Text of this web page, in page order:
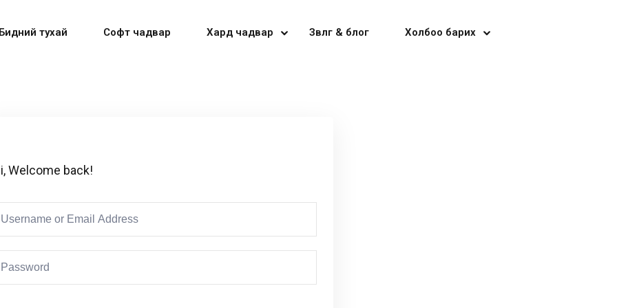
тухай Софт чадвар Хард чадвар Зөвлөгөө & блог Холбоо барих
Welcome back!
Don’t have an account?Sign up